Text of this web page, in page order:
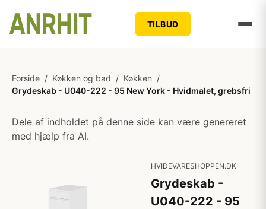
TILBUD
Forside / Køkken og bad / Køkken /
Grydeskab - U040-222 - 95 New York - Hvidmalet, grebsfri
Dele af indholdet på denne side kan være genereret
med hjælp fra AI.
HVIDEVARESHOPPEN.DK
Grydeskab -
U040-222 - 95